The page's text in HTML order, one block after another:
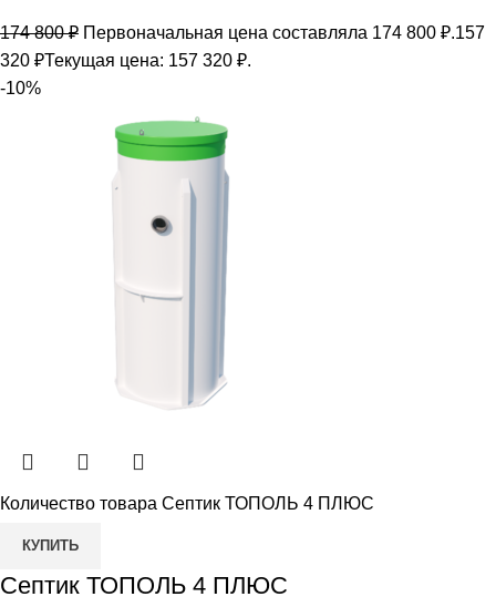
174 800₽ Первоначальная цена составляла 174 800 ₽.157
320 ₽Текущая цена: 157 320 ₽.
-10%
Количество товара Септик ТОПОЛЬ 4 ПЛЮС
КУПИТЬ
Септик ТОПОЛЬ 4 ПЛЮС